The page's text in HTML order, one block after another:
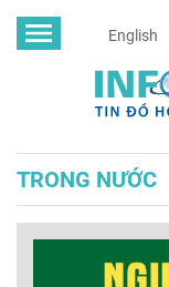
English
TRONG NƯỚC